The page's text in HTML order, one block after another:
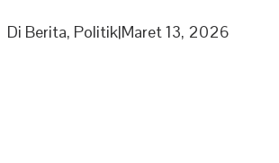
Di Berita, Politik|Maret 13, 2026